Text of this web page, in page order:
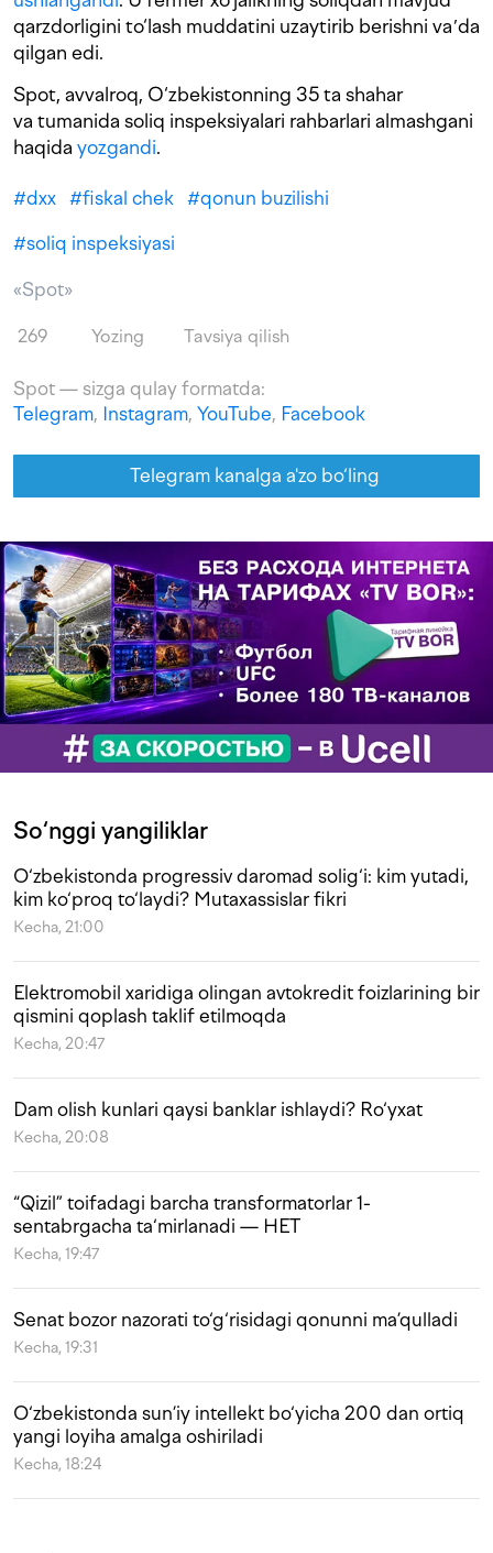
qarzdorligini to‘lash muddatini uzaytirib berishni vaʼda
qilgan edi.
Spot, avvalroq, O‘zbekistonning 35 ta shahar
va tumanida soliq inspeksiyalari rahbarlari almashgani
haqida yozgandi.
#dxx #fiskal chek #qonun buzilishi
#soliq inspeksiyasi
«Spot»
269 Yozing Tavsiya qilish
Spot — sizga qulay formatda:
Telegram, Instagram, YouTube, Facebook
Telegram kanalga a'zo bo‘ling
So‘nggi yangiliklar
O‘zbekistonda progressiv daromad solig‘i: kim yutadi,
kim ko‘proq to‘laydi? Mutaxassislar fikri
Kecha, 21:00
Elektromobil xaridiga olingan avtokredit foizlarining bir
qismini qoplash taklif etilmoqda
Kecha, 20:47
Dam olish kunlari qaysi banklar ishlaydi? Ro‘yxat
Kecha, 20:08
“Qizil” toifadagi barcha transformatorlar 1-
sentabrgacha ta‘mirlanadi — HET
Kecha, 19:47
Senat bozor nazorati to‘g‘risidagi qonunni ma’qulladi
Kecha, 19:31
O‘zbekistonda sun’iy intellekt bo‘yicha 200 dan ortiq
yangi loyiha amalga oshiriladi
Kecha, 18:24